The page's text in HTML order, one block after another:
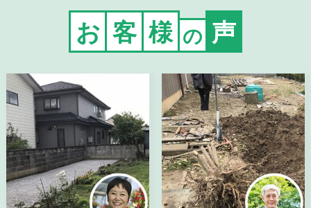
お 客 様 の 声